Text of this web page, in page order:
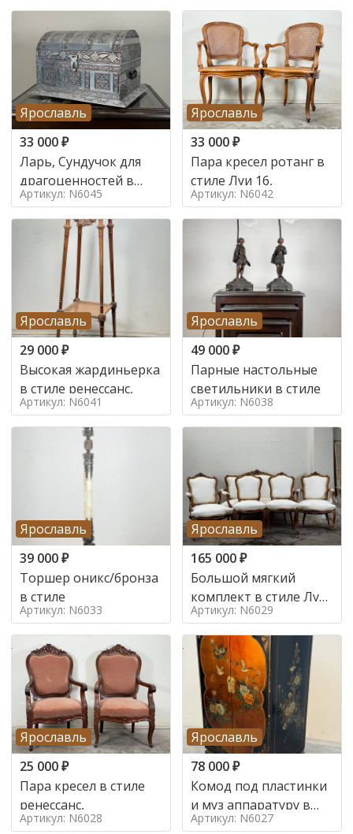
Ярославль
33 000₽
Ларь, Сундучок для
драгоценностей в
стиле
Артикул: N6045
Ярославль
33 000₽
Пара кресел ротанг в
стиле Луи 16,
Артикул: N6042
Ярославль
29 000₽
Высокая жардиньерка
в стиле ренессанс,
Артикул: N6041
Ярославль
49 000₽
Парные настольные
светильники в стиле
Артикул: N6038
Ярославль
39 000₽
Торшер оникс/бронза
в стиле
Артикул: N6033
Ярославль
165 000₽
Большой мягкий
комплект в стиле Луи
в стиле
Артикул: N6029
Ярославль
25 000₽
Пара кресел в стиле
ренессанс,
Артикул: N6028
Ярославль
78 000₽
Комод под пластинки
и муз аппаратуру в
стиле шинуазри,
Артикул: N6027